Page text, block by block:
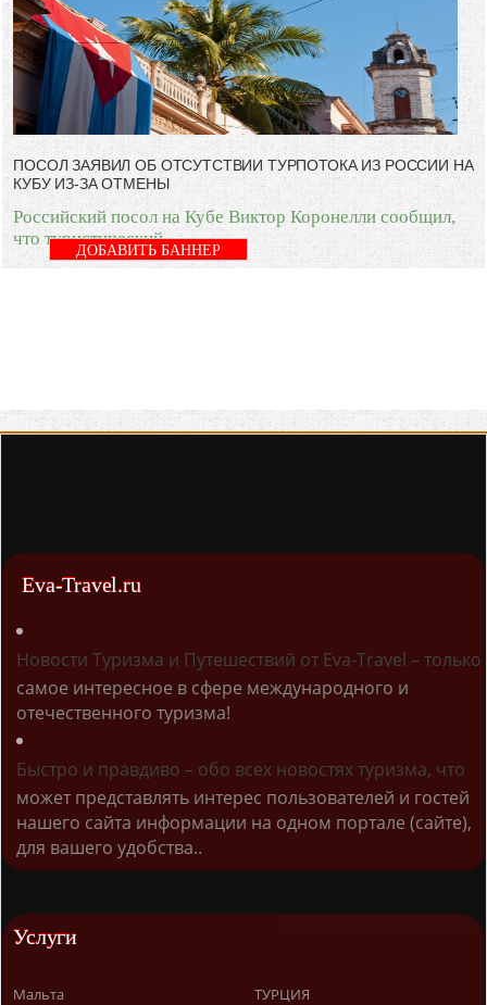
ПОСОЛ ЗАЯВИЛ ОБ ОТСУТСТВИИ ТУРПОТОКА ИЗ РОССИИ НА
КУБУ ИЗ-ЗА ОТМЕНЫ
Российский посол на Кубе Виктор Коронелли сообщил,
что туристический
ДОБАВИТЬ БАННЕР
Eva-Travel.ru
Новости Туризма и Путешествий от Eva-Travel – только
самое интересное в сфере международного и
отечественного туризма!
Быстро и правдиво – обо всех новостях туризма, что
может представлять интерес пользователей и гостей
нашего сайта информации на одном портале (сайте),
для вашего удобства..
Услуги
Мальта
ТУРЦИЯ